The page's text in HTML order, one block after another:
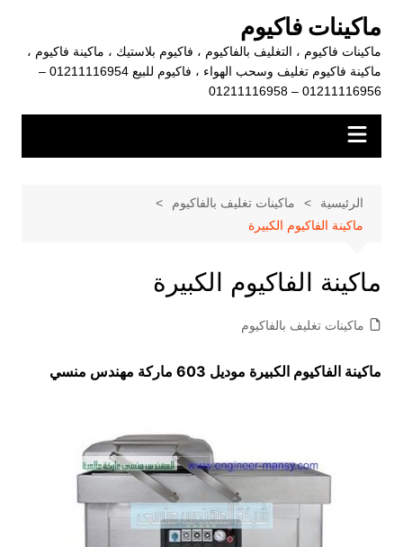
المحتوى
ماكينات فاكيوم
ماكينات فاكيوم ، التغليف بالفاكيوم ، فاكيوم بلاستيك ، ماكينة فاكيوم ،
ماكينة فاكيوم تغليف وسحب الهواء ، فاكيوم للبيع 01211116954 –
01211116956 – 01211116958
الرئيسية
ماكينات تغليف بالفاكيوم
ماكينة الفاكيوم الكبيرة
ماكينة الفاكيوم الكبيرة
ماكينات تغليف بالفاكيوم
ماكينة الفاكيوم الكبيرة موديل 603 ماركة مهندس منسي